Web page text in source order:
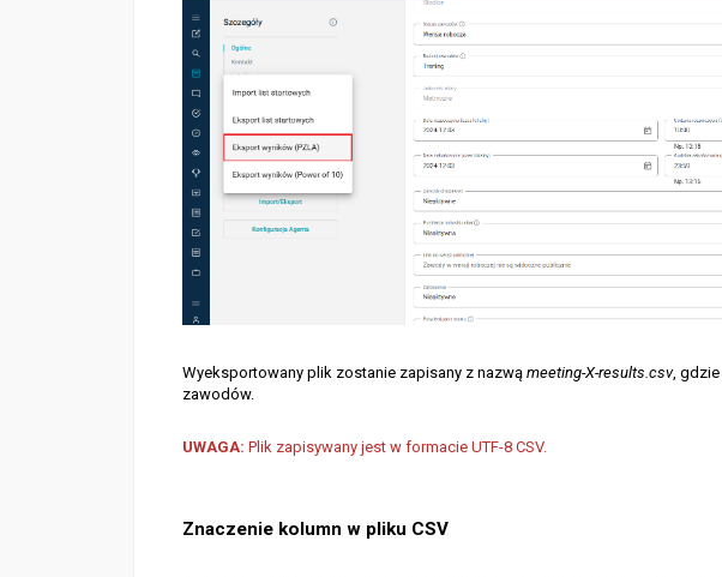
Wyeksportowany plik zostanie zapisany z nazwą meeting-X-results.csv, gdzie
zawodów.
UWAGA: Plik zapisywany jest w formacie UTF-8 CSV.
Znaczenie kolumn w pliku CSV